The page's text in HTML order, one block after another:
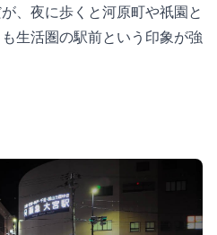
、夜に歩くと河原町や祇園と
生活圏の駅前という印象が強